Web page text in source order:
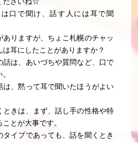
ださいね☆
は口で聞け、話す人には耳で聞
ありますが、ちょこ札幌のチャッ
は耳にしたことがありますか？
話は、あいづちや質問など、口で
。
は、黙って耳で聞いたほうがよい
ときは、まず、話し手の性格や特
とが大事です。
タイプであっても、話を聞くとき